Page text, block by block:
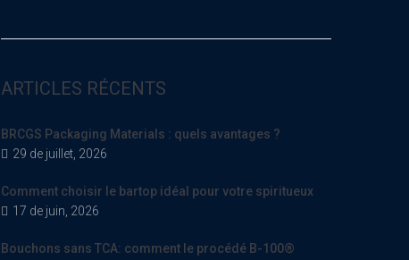
ARTICLES RÉCENTS
BRCGS Packaging Materials : quels avantages ?
29 de juillet, 2026
Comment choisir le bartop idéal pour votre spiritueux
17 de juin, 2026
Bouchons sans TCA: comment le procédé B-100®